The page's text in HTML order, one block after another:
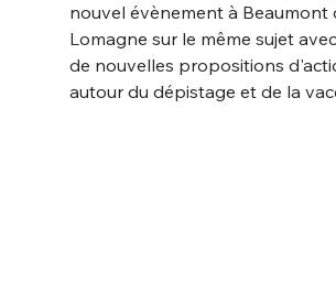
nouvel évènement à Beaumont
Lomagne sur le même sujet
de nouvelles propositions
autour du dépistage et de la